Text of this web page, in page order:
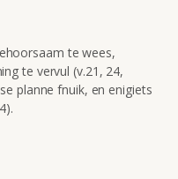
te wees,
te vervul (v.21, 24,
planne fnuik, en enigiets